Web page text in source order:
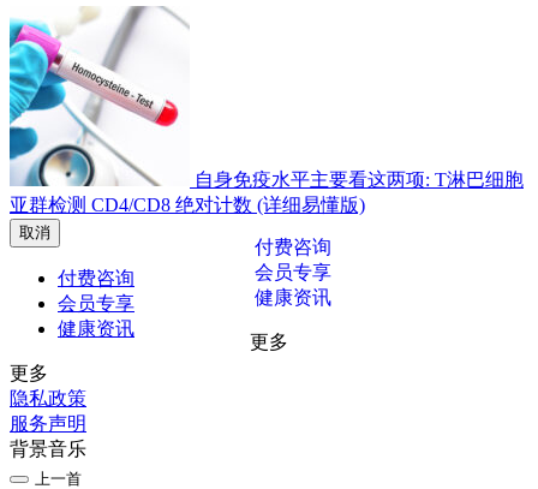
自身免疫水平主要看这两项: T淋巴细胞
亚群检测 CD4/CD8 绝对计数 (详细易懂版)
取消
付费咨询
付费咨询
会员专享
会员专享
健康资讯
健康资讯
更多
更多
隐私政策
服务声明
背景音乐
上一首